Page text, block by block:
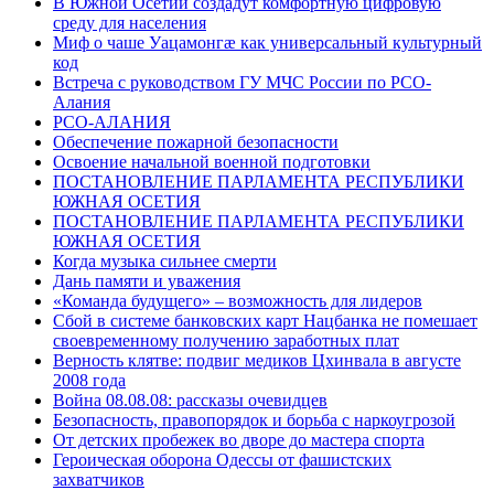
среду для населения
Миф о чаше Уацамонгæ как универсальный культурный
код
Встреча с руководством ГУ МЧС России по РСО-
Алания
РСО-АЛАНИЯ
Обеспечение пожарной безопасности
Освоение начальной военной подготовки
ПОСТАНОВЛЕНИЕ ПАРЛАМЕНТА РЕСПУБЛИКИ
ЮЖНАЯ ОСЕТИЯ
ПОСТАНОВЛЕНИЕ ПАРЛАМЕНТА РЕСПУБЛИКИ
ЮЖНАЯ ОСЕТИЯ
Когда музыка сильнее смерти
Дань памяти и уважения
«Команда будущего» – возможность для лидеров
Сбой в системе банковских карт Нацбанка не помешает
своевременному получению заработных плат
Верность клятве: подвиг медиков Цхинвала в августе
2008 года
Война 08.08.08: рассказы очевидцев
Безопасность, правопорядок и борьба с наркоугрозой
От детских пробежек во дворе до мастера спорта
Героическая оборона Одессы от фашистских
захватчиков